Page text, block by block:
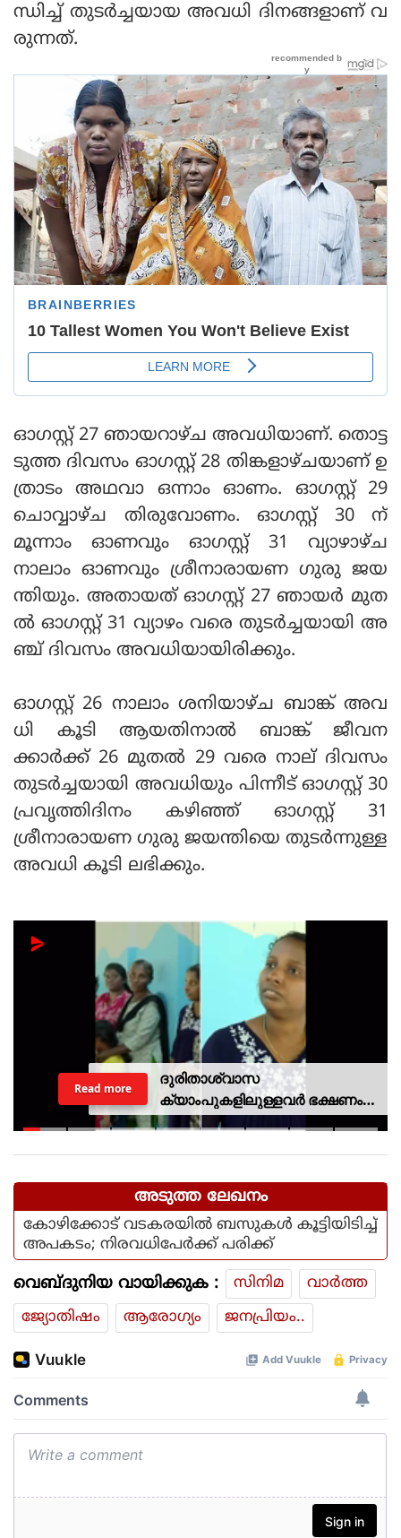
ന്ധിച്ച് തുടര്‍ച്ചയായ അവധി ദിനങ്ങളാണ് വ
രുന്നത്.
ഓഗസ്റ്റ് 27 ഞായറാഴ്ച അവധിയാണ്. തൊട്ട
ടുത്ത ദിവസം ഓഗസ്റ്റ് 28 തിങ്കളാഴ്ചയാണ് ഉ
ത്രാടം അഥവാ ഒന്നാം ഓണം. ഓഗസ്റ്റ് 29
ചൊവ്വാഴ്ച തിരുവോണം. ഓഗസ്റ്റ് 30 ന്
മൂന്നാം ഓണവും ഓഗസ്റ്റ് 31 വ്യാഴാഴ്ച
നാലാം ഓണവും ശ്രീനാരായണ ഗുരു ജയ
ന്തിയും. അതായത് ഓഗസ്റ്റ് 27 ഞായര്‍ മുത
ല്‍ ഓഗസ്റ്റ് 31 വ്യാഴം വരെ തുടര്‍ച്ചയായി അ
ഞ്ച് ദിവസം അവധിയായിരിക്കും.
ഓഗസ്റ്റ് 26 നാലാം ശനിയാഴ്ച ബാങ്ക് അവ
ധി കൂടി ആയതിനാല്‍ ബാങ്ക് ജീവന
ക്കാര്‍ക്ക് 26 മുതല്‍ 29 വരെ നാല് ദിവസം
തുടര്‍ച്ചയായി അവധിയും പിന്നീട് ഓഗസ്റ്റ് 30
പ്രവൃത്തിദിനം കഴിഞ്ഞ് ഓഗസ്റ്റ് 31
ശ്രീനാരായണ ഗുരു ജയന്തിയെ തുടര്‍ന്നുള്ള
അവധി കൂടി ലഭിക്കും.
ദുരിതാശ്വാസ
ക്യാംപുകളിലുള്ളവർ ഭക്ഷണം
കഴിക്കുന്നത് സ്വന്തം കാശ്
Read more
അടുത്ത ലേഖനം
കോഴിക്കോട് വടകരയില്‍ ബസുകള്‍ കൂട്ടിയിടിച്ച്
അപകടം; നിരവധിപേര്‍ക്ക് പരിക്ക്
വെബ്ദുനിയ വായിക്കുക : സിനിമ
വാര്‍ത്ത
ജ്യോതിഷം
ആരോഗ്യം ജനപ്രിയം..